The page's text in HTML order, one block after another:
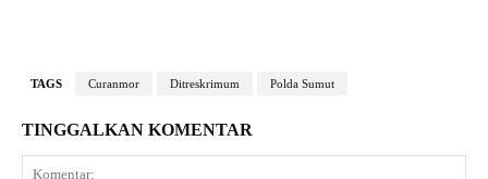
TAGS Curanmor Ditreskrimum Polda Sumut
TINGGALKAN KOMENTAR